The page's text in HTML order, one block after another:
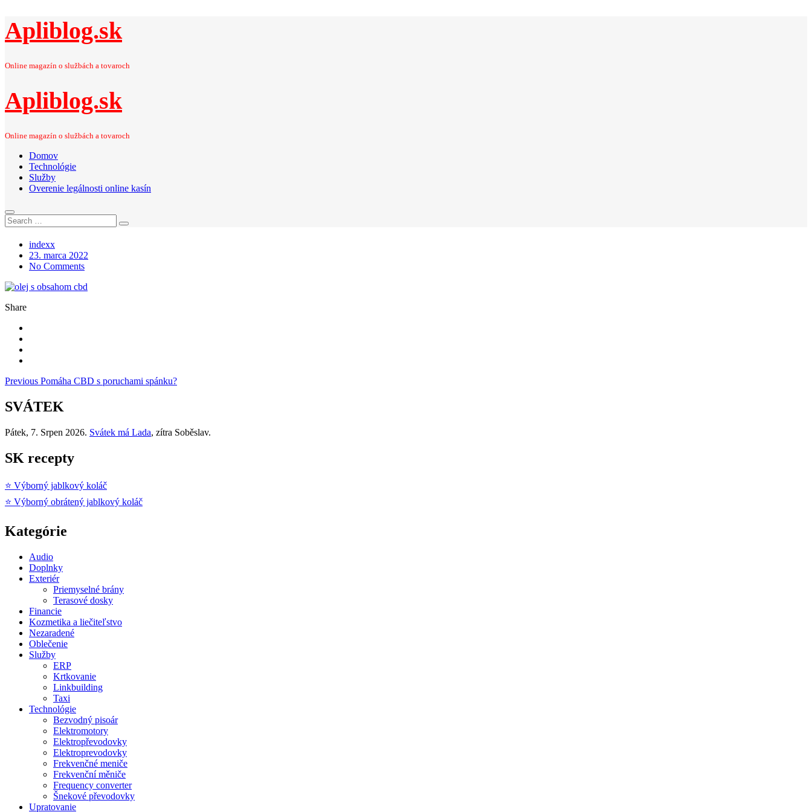
Apliblog.sk
Online magazín o službách a tovaroch
Apliblog.sk
Online magazín o službách a tovaroch
Domov
Technológie
Služby
Overenie legálnosti online kasín
Search
for:
Search
indexx
Posted
on
23. marca 2022
No Comments
Share
Navigácia
v
článku
Previous Pomáha CBD s poruchami spánku?
SVÁTEK
Pátek, 7. Srpen 2026. Svátek má Lada, zítra Soběslav.
SK recepty
⭐ Výborný jablkový koláč
⭐ Výborný obrátený jablkový koláč
Kategórie
Audio
Doplnky
Exteriér
Priemyselné brány
Terasové dosky
Financie
Kozmetika a liečiteľstvo
Nezaradené
Oblečenie
Služby
ERP
Krtkovanie
Linkbuilding
Taxi
Technológie
Bezvodný pisoár
Elektromotory
Elektropřevodovky
Elektroprevodovky
Frekvenčné meniče
Frekvenční měniče
Frequency converter
Šnekové převodovky
Upratovanie